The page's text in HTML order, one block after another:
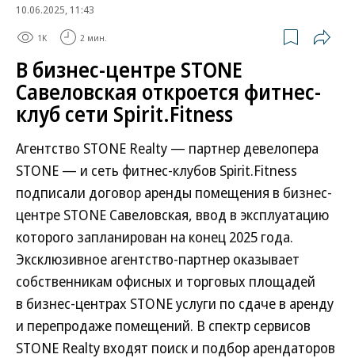
10.06.2025, 11:43
1K 2 мин.
В бизнес-центре STONE
Савеловская откроется фитнес-
клуб сети Spirit.Fitness
Агентство STONE Realty — партнер девелопера
STONE — и сеть фитнес-клубов Spirit.Fitness
подписали договор аренды помещения в бизнес-
центре STONE Савеловская, ввод в эксплуатацию
которого запланирован на конец 2025 года.
Эксклюзивное агентство-партнер оказывает
собственникам офисных и торговых площадей
в бизнес-центрах STONE услуги по сдаче в аренду
и перепродаже помещений. В спектр сервисов
STONE Realty входят поиск и подбор арендаторов